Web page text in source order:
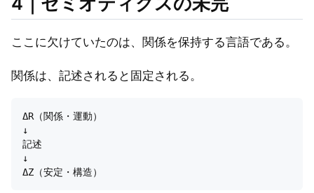
ここに欠けていたのは、関係を保持する言語である。
関係は、記述されると固定される。
ΔR（関係・運動）
↓
記述
↓